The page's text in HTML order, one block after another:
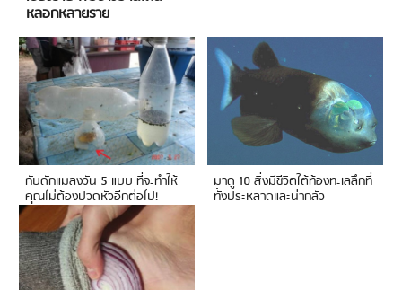
หลอกหลายราย
กับดักแมลงวัน 5 แบบ ที่จะทำให้
คุณไม่ต้องปวดหัวอีกต่อไป!
มาดู 10 สิ่งมีชีวิตใต้ท้องทะเลลึกที่
ทั้งประหลาดและน่ากลัว